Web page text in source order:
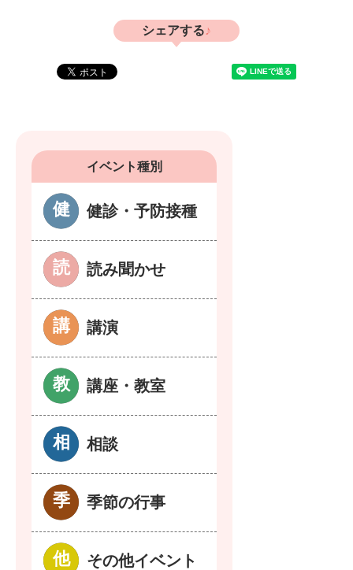
シェアする
イベント種別
健診・予防接種
読み聞かせ
講演
講座・教室
相談
季節の行事
その他イベント